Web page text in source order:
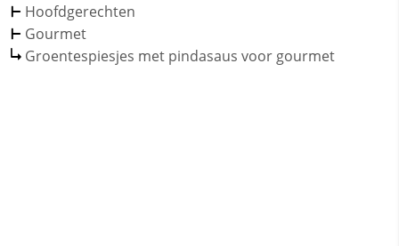
Hoofdgerechten
Gourmet
Groentespiesjes met pindasaus voor gourmet